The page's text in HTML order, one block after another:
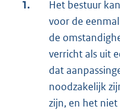
1.
Het bestuur
voor de
de
verricht als uit
dat
noodzakelijk
zijn, en het